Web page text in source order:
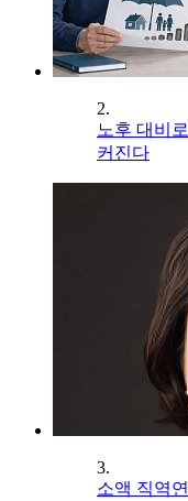
2.
노후 대비
커진다
3.
소액 직역